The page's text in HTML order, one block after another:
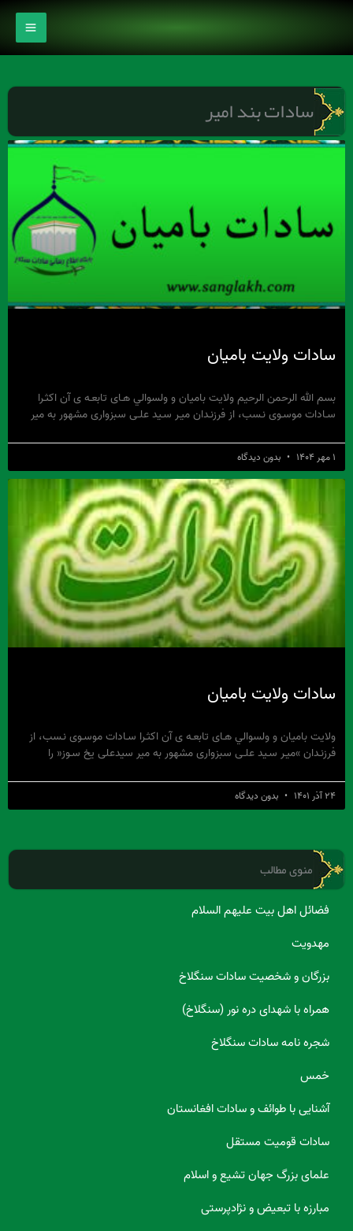
محتوا
سادات بند امیر
سادات ولايت باميان
بسم الله الرحمن الرحیم ولایت بامیان و ولسوالي هـاى تابعـه ى آن اکثـرا
سـادات موسـوى نـسب، از فرزنـدان میـر سـید علـى سبزوارى مشهور به میر
۱ مهر ۱۴۰۴ بدون دیدگاه
سادات ولایت بامیان
ولایت بامیان و ولسوالي هـاى تابعـه ى آن اکثـرا سـادات موسـوى نـسب، از
فرزنـدان »میـر سـید علـى سبزوارى مشهور به میر سیدعلى یخ سـوز« را
۲۴ آذر ۱۴۰۱ بدون دیدگاه
منوی مطالب
فضائل اهل بیت علیهم السلام
مهدویت
بزرگان و شخصیت سادات سنگلاخ
همراه با شهدای دره نور (سنگلاخ)
شجره نامه سادات سنگلاخ
خمس
آشنایی با طوائف و سادات افغانستان
سادات قومیت مستقل
علمای بزرگ جهان تشیع و اسلام
مبارزه با تبعیض و نژادپرستی